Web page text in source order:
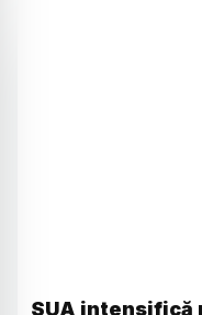
SUA intensifică